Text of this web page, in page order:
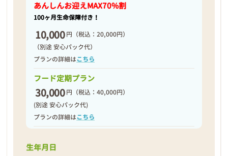
❮
あんしんお迎えMAX70%割
100ヶ月生命保障付き！
10,000 円 （税込：20,000円）
（別途 安心パック代）
プランの詳細はこちら
フード定期プラン
30,000 円 （税込：40,000円）
(別途 安心パック代)
プランの詳細はこちら
生年月日